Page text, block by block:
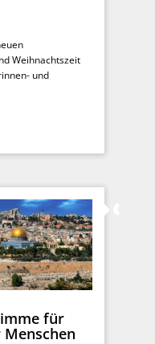
Weihnachtszeit
und
für